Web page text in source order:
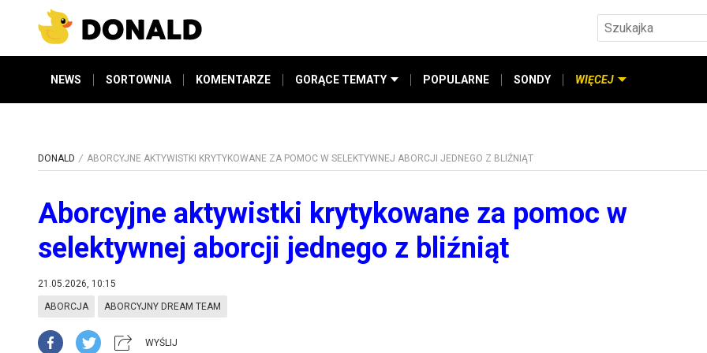
NEWS SORTOWNIA KOMENTARZE GORĄCE TEMATY POPULARNE SONDY WIĘCEJ
DONALD ABORCYJNE AKTYWISTKI KRYTYKOWANE ZA POMOC W SELEKTYWNEJ ABORCJI JEDNEGO Z BLIŹNIĄT
Aborcyjne aktywistki krytykowane za pomoc w
selektywnej aborcji jednego z bliźniąt
21.05.2026, 10:15
ABORCJA ABORCYJNY DREAM TEAM
WYŚLIJ